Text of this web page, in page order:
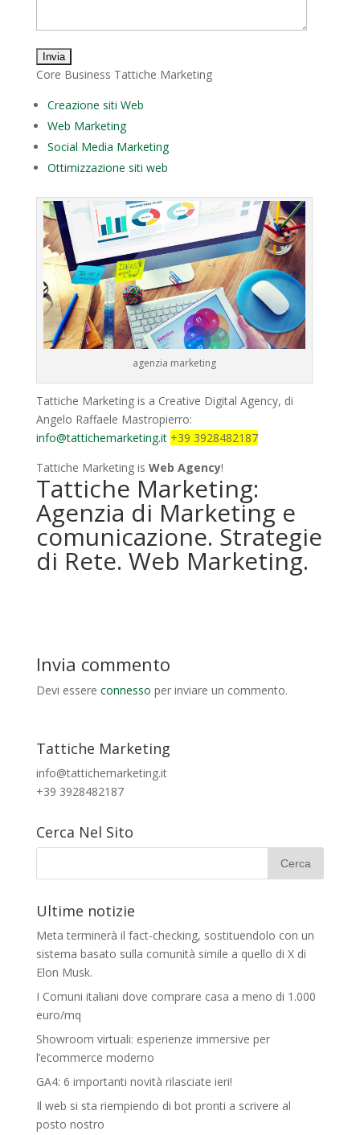
Core Business Tattiche Marketing
Creazione siti Web
Web Marketing
Social Media Marketing
Ottimizzazione siti web
agenzia marketing
Tattiche Marketing is a Creative Digital Agency, di
Angelo Raffaele Mastropierro:
info@tattichemarketing.it +39 3928482187
Tattiche Marketing is Web Agency!
Tattiche Marketing:
Agenzia di Marketing e
comunicazione. Strategie
di Rete. Web Marketing.
Invia commento
Devi essere connesso per inviare un commento.
Tattiche Marketing
info@tattichemarketing.it
+39 3928482187
Cerca Nel Sito
Ultime notizie
Meta terminerà il fact-checking, sostituendolo con un
sistema basato sulla comunità simile a quello di X di
Elon Musk.
I Comuni italiani dove comprare casa a meno di 1.000
euro/mq
Showroom virtuali: esperienze immersive per
l’ecommerce moderno
GA4: 6 importanti novità rilasciate ieri!
Il web si sta riempiendo di bot pronti a scrivere al
posto nostro